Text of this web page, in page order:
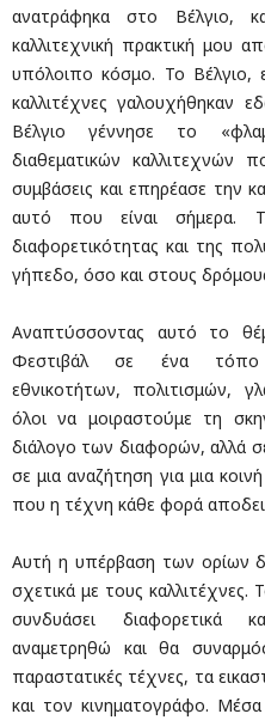
ανατράφηκα στο Βέλγιο,
καλλιτεχνική πρακτική
υπόλοιπο κόσμο. Το Βέλγιο,
καλλιτέχνες γαλουχήθηκαν
Βέλγιο γέννησε το
διαθεματικών καλλιτεχνών
συμβάσεις και επηρέασε την
αυτό που είναι σήμερα.
διαφορετικότητας και της
γήπεδο, όσο και στους δρόμους
Αναπτύσσοντας αυτό το
Φεστιβάλ σε ένα τόπο
εθνικοτήτων, πολιτισμών,
όλοι να μοιραστούμε τη
διάλογο των διαφορών, αλλά
σε μια αναζήτηση για μια
που η τέχνη κάθε φορά
Αυτή η υπέρβαση των ορίων
σχετικά με τους καλλιτέχνες.
συνδυάσει διαφορετικά
αναμετρηθώ και θα
παραστατικές τέχνες, τα
και τον κινηματογράφο.